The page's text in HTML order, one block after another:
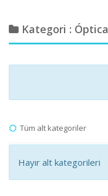
Kategori : Óptica
Tüm alt kategoriler
Hayır alt kategorileri